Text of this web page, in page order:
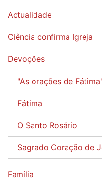
Actualidade
Ciência confirma Igreja
Devoções
"As orações de
Fátima
O Santo Rosário
Sagrado Coração de
Família